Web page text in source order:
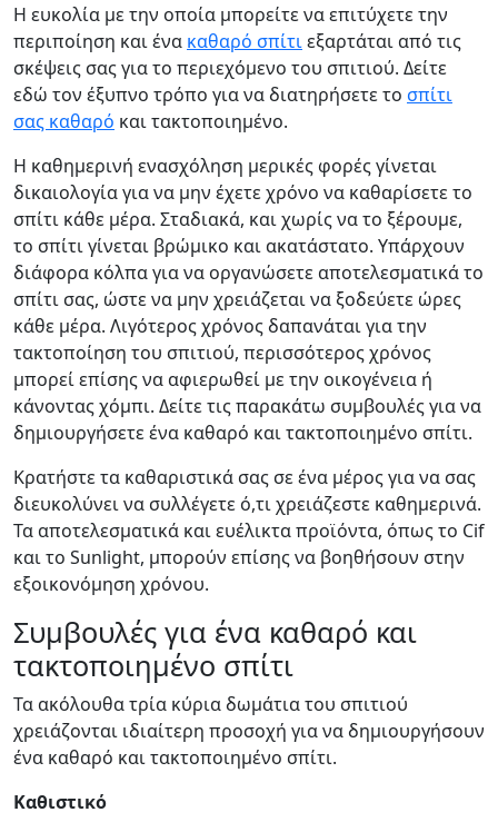
Η ευκολία με την οποία μπορείτε να επιτύχετε την
περιποίηση και ένα καθαρό σπίτιεξαρτάται από τις
σκέψεις σας για το περιεχόμενο του σπιτιού. Δείτε
εδώ τον έξυπνο τρόπο για να διατηρήσετε το σπίτι
σας καθαρό και τακτοποιημένο.
Η καθημερινή ενασχόληση μερικές φορές γίνεται
δικαιολογία για να μην έχετε χρόνο να καθαρίσετε το
σπίτι κάθε μέρα. Σταδιακά, και χωρίς να το ξέρουμε,
το σπίτι γίνεται βρώμικο και ακατάστατο. Υπάρχουν
διάφορα κόλπα για να οργανώσετε αποτελεσματικά το
σπίτι σας, ώστε να μην χρειάζεται να ξοδεύετε ώρες
κάθε μέρα. Λιγότερος χρόνος δαπανάται για την
τακτοποίηση του σπιτιού, περισσότερος χρόνος
μπορεί επίσης να αφιερωθεί με την οικογένεια ή
κάνοντας χόμπι. Δείτε τις παρακάτω συμβουλές για να
δημιουργήσετε ένα καθαρό και τακτοποιημένο σπίτι.
Κρατήστε τα καθαριστικά σας σε ένα μέρος για να σας
διευκολύνει να συλλέγετε ό,τι χρειάζεστε καθημερινά.
Τα αποτελεσματικά και ευέλικτα προϊόντα, όπως το Cif
και το Sunlight, μπορούν επίσης να βοηθήσουν στην
εξοικονόμηση χρόνου.
Συμβουλές για ένα καθαρό και
τακτοποιημένο σπίτι
Τα ακόλουθα τρία κύρια δωμάτια του σπιτιού
χρειάζονται ιδιαίτερη προσοχή για να δημιουργήσουν
ένα καθαρό και τακτοποιημένο σπίτι.
Καθιστικό